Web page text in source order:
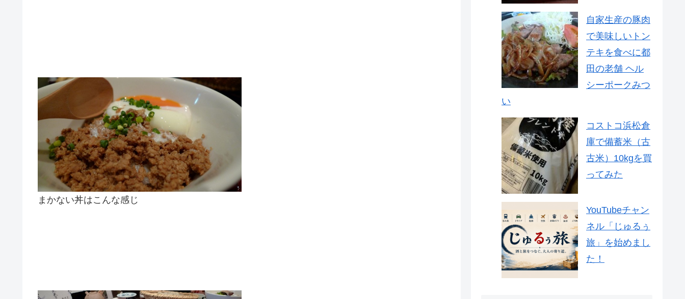
まかない丼はこんな感じ
自家生産の豚肉
で美味しいトン
テキを食べに都
田の老舗 ヘル
シーポークみつ
い
コストコ浜松倉
庫で備蓄米（古
古米）10kgを買
ってみた
YouTubeチャン
ネル「じゅるぅ
旅」を始めまし
た！